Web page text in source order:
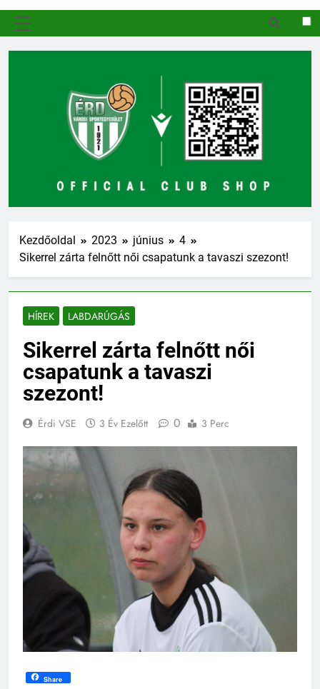
Kezdőoldal 2023 június
4
Sikerrel zárta felnőtt női csapatunk a tavaszi szezont!
HÍREK LABDARÚGÁS
Sikerrel zárta felnőtt női
csapatunk a tavaszi
szezont!
Érdi VSE 3 Év Ezelőtt 0 3 Perc
Share